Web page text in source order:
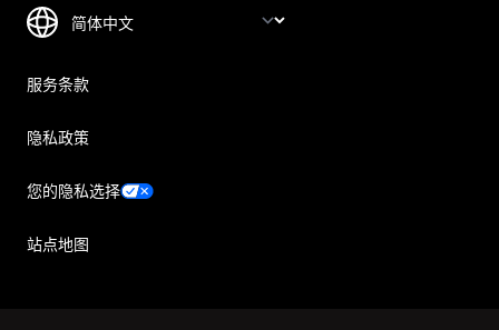
服务条款
隐私政策
您的隐私选择
站点地图